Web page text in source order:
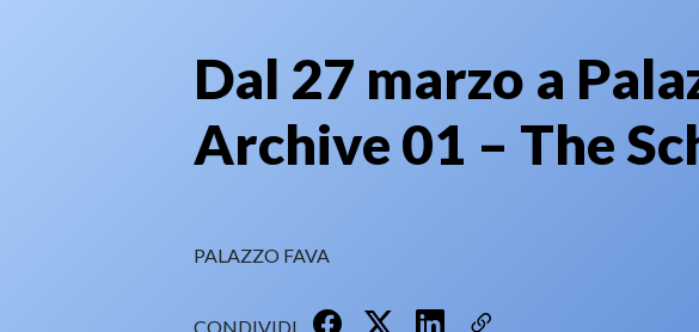
Dal 27 marzo a
Archive 01 – The
PALAZZO FAVA
CONDIVIDI